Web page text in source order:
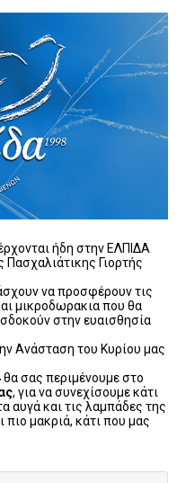
ήδη στην ΕΛΠΙΔΑ
Γιορτής
να προσφέρουν τις
μικροδωρακια που θα
στην ευαισθησία
Ανάσταση του Κυρίου μας
θα σας περιμένουμε στο
, για να συνεχίσουμε κάτι
αυγά και τις λαμπάδες της
μακριά, κάτι που μας